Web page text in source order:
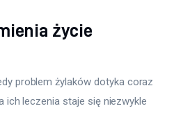
życie
problem żylaków dotyka coraz
ich leczenia staje się niezwykle